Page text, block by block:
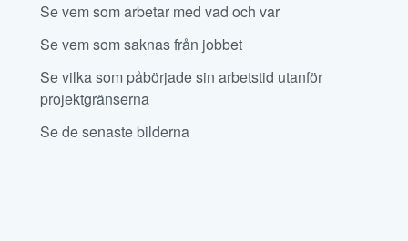
Se vem som arbetar med vad och var
Se vem som saknas från jobbet
Se vilka som påbörjade sin arbetstid utanför
projektgränserna
Se de senaste bilderna